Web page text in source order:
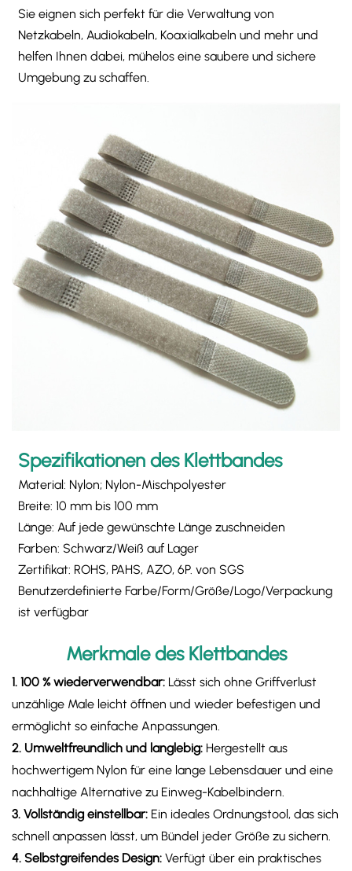
Sie eignen sich perfekt für die Verwaltung von
Netzkabeln, Audiokabeln, Koaxialkabeln und mehr und
helfen Ihnen dabei, mühelos eine saubere und sichere
Umgebung zu schaffen.
Spezifikationen des Klettbandes
Material: Nylon; Nylon-Mischpolyester
Breite: 10 mm bis 100 mm
Länge: Auf jede gewünschte Länge zuschneiden
Farben: Schwarz/Weiß auf Lager
Zertifikat: ROHS, PAHS, AZO, 6P. von SGS
Benutzerdefinierte Farbe/Form/Größe/Logo/Verpackung
ist verfügbar
Merkmale des Klettbandes
1. 100 % wiederverwendbar: Lässt sich ohne Griffverlust
unzählige Male leicht öffnen und wieder befestigen und
ermöglicht so einfache Anpassungen.
2. Umweltfreundlich und langlebig: ​​ Hergestellt aus
hochwertigem Nylon für eine lange Lebensdauer und eine
nachhaltige Alternative zu Einweg-Kabelbindern.
3. Vollständig einstellbar: ​​ Ein ideales Ordnungstool, das sich
schnell anpassen lässt, um Bündel jeder Größe zu sichern.
4. ​Selbstgreifendes Design:​​ Verfügt über ein praktisches